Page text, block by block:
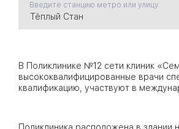
06
09
Академическая
Университет
Введите станцию метро или улицу
В Поликлинике №12 сети клиник
высококвалифицированные врачи
квалификацию, участвуют в